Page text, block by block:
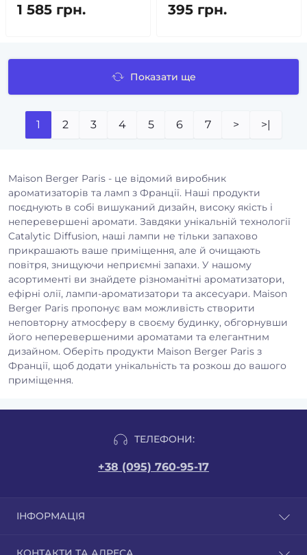
1 585 грн. 395 грн.
Показати ще
1 2 3 4 5 6 7 > >|
Maison Berger Paris - це відомий виробник
ароматизаторів та ламп з Франції. Наші продукти
поєднують в собі вишуканий дизайн, високу якість і
неперевершені аромати. Завдяки унікальній технології
Catalytic Diffusion, наші лампи не тільки запахово
прикрашають ваше приміщення, але й очищають
повітря, знищуючи неприємні запахи. У нашому
асортименті ви знайдете різноманітні ароматизатори,
ефірні олії, лампи-ароматизатори та аксесуари. Maison
Berger Paris пропонує вам можливість створити
неповторну атмосферу в своєму будинку, обгорнувши
його неперевершеними ароматами та елегантним
дизайном. Оберіть продукти Maison Berger Paris з
Франції, щоб додати унікальність та розкош до вашого
приміщення.
ТЕЛЕФОНИ:
+38 (095) 760-95-17
ІНФОРМАЦІЯ